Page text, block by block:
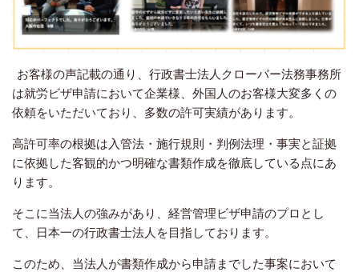
お客様の声記載の通り、行政書士法人クローバー法務事務所
は就労ビザ申請において企業様、外国人のお客様大変多くの
依頼をいただいており、多数の許可実績があります。
高許可率の根拠は入管法・施行規則・判例法理・事実と証拠
に依拠した客観的かつ明確な書類作成を徹底している点にあ
ります。
そこに当法人の強みがあり、経営管理ビザ申請のプロとし
て、日本一の行政書士法人を目指しております。
このため、当法人が書類作成から申請までした事案において